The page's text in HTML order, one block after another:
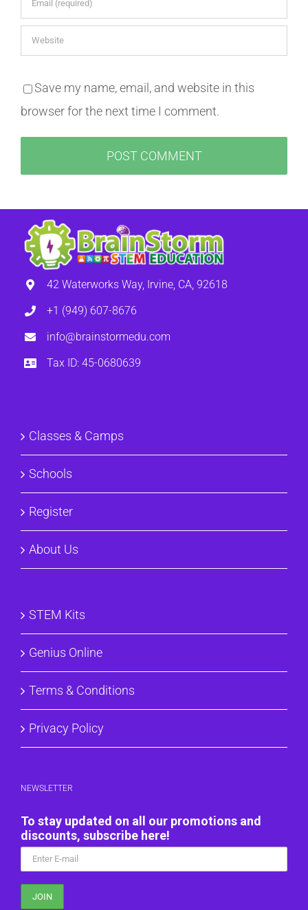
Save my name, email, and website in this
browser for the next time I comment.
42 Waterworks Way, Irvine, CA, 92618
+1 (949) 607-8676
info@brainstormedu.com
Tax ID: 45-0680639
Classes & Camps
Schools
Register
About Us
STEM Kits
Genius Online
Terms & Conditions
Privacy Policy
NEWSLETTER
To stay updated on all our promotions and
discounts, subscribe here!